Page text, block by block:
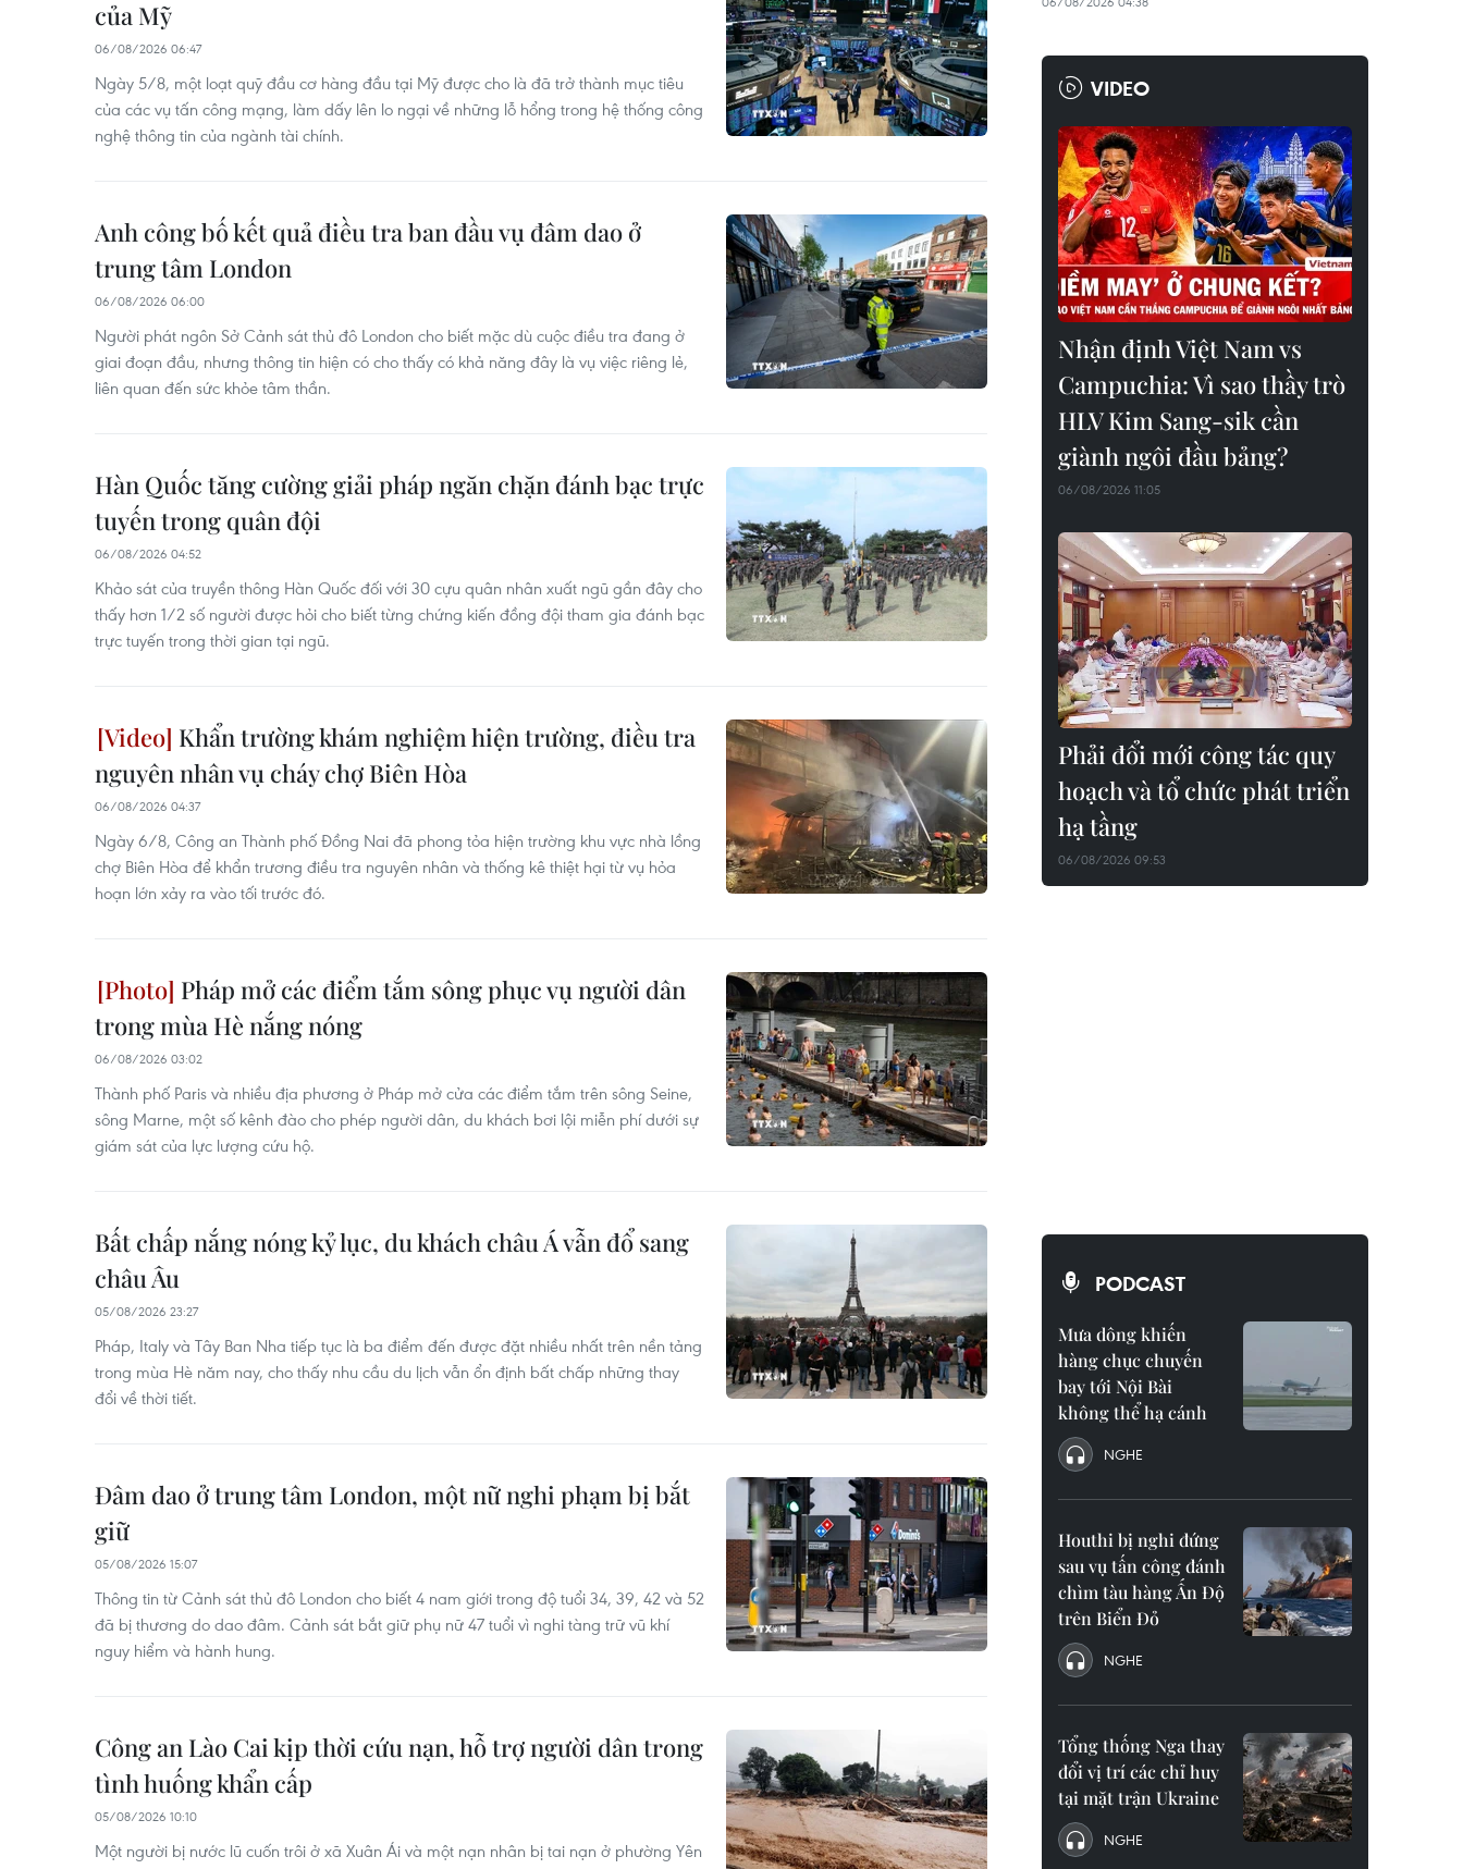
của Mỹ
06/08/2026 06:47
Ngày 5/8, một loạt quỹ đầu cơ hàng đầu tại Mỹ được cho là đã trở thành mục tiêu
của các vụ tấn công mạng, làm dấy lên lo ngại về những lỗ hổng trong hệ thống công
nghệ thông tin của ngành tài chính.
Anh công bố kết quả điều tra ban đầu vụ đâm dao ở
trung tâm London
06/08/2026 06:00
Người phát ngôn Sở Cảnh sát thủ đô London cho biết mặc dù cuộc điều tra đang ở
giai đoạn đầu, nhưng thông tin hiện có cho thấy có khả năng đây là vụ việc riêng lẻ,
liên quan đến sức khỏe tâm thần.
Hàn Quốc tăng cường giải pháp ngăn chặn đánh bạc trực
tuyến trong quân đội
06/08/2026 04:52
Khảo sát của truyền thông Hàn Quốc đối với 30 cựu quân nhân xuất ngũ gần đây cho
thấy hơn 1/2 số người được hỏi cho biết từng chứng kiến đồng đội tham gia đánh bạc
trực tuyến trong thời gian tại ngũ.
Khẩn trường khám nghiệm hiện trường, điều tra
nguyên nhân vụ cháy chợ Biên Hòa
06/08/2026 04:37
Ngày 6/8, Công an Thành phố Đồng Nai đã phong tỏa hiện trường khu vực nhà lồng
chợ Biên Hòa để khẩn trương điều tra nguyên nhân và thống kê thiệt hại từ vụ hỏa
hoạn lớn xảy ra vào tối trước đó.
Pháp mở các điểm tắm sông phục vụ người dân
trong mùa Hè nắng nóng
06/08/2026 03:02
Thành phố Paris và nhiều địa phương ở Pháp mở cửa các điểm tắm trên sông Seine,
sông Marne, một số kênh đào cho phép người dân, du khách bơi lội miễn phí dưới sự
giám sát của lực lượng cứu hộ.
Bất chấp nắng nóng kỷ lục, du khách châu Á vẫn đổ sang
châu Âu
05/08/2026 23:27
Pháp, Italy và Tây Ban Nha tiếp tục là ba điểm đến được đặt nhiều nhất trên nền tảng
trong mùa Hè năm nay, cho thấy nhu cầu du lịch vẫn ổn định bất chấp những thay
đổi về thời tiết.
Đâm dao ở trung tâm London, một nữ nghi phạm bị bắt
giữ
05/08/2026 15:07
Thông tin từ Cảnh sát thủ đô London cho biết 4 nam giới trong độ tuổi 34, 39, 42 và 52
đã bị thương do dao đâm. Cảnh sát bắt giữ phụ nữ 47 tuổi vì nghi tàng trữ vũ khí
nguy hiểm và hành hung.
Công an Lào Cai kịp thời cứu nạn, hỗ trợ người dân trong
tình huống khẩn cấp
05/08/2026 10:10
Một người bị nước lũ cuốn trôi ở xã Xuân Ái và một nạn nhân bị tai nạn ở phường Yên
VIDEO
Nhận định Việt Nam vs
Campuchia: Vì sao thầy trò
HLV Kim Sang-sik cần
giành ngôi đầu bảng?
06/08/2026 11:05
Phải đổi mới công tác quy
hoạch và tổ chức phát triển
hạ tầng
06/08/2026 09:53
PODCAST
Mưa dông khiến
hàng chục chuyến
bay tới Nội Bài
không thể hạ cánh
NGHE
Houthi bị nghi đứng
sau vụ tấn công đánh
chìm tàu hàng Ấn Độ
trên Biển Đỏ
NGHE
Tổng thống Nga thay
đổi vị trí các chỉ huy
tại mặt trận Ukraine
NGHE